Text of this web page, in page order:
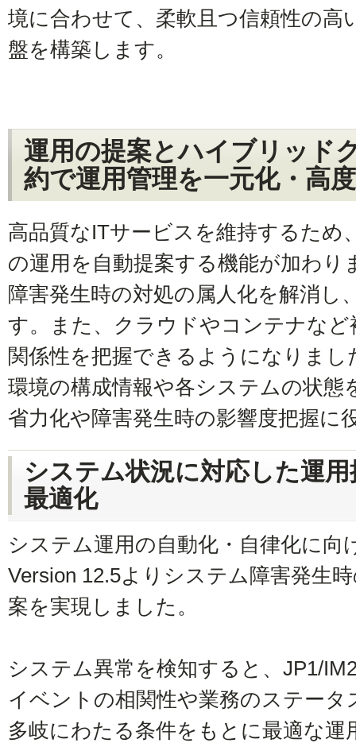
境に合わせて、柔軟且つ信頼性の高
盤を構築します。
運用の提案とハイブリッド
約で運用管理を一元化・高
高品質なITサービスを維持するため
の運用を自動提案する機能が加わり
障害発生時の対処の属人化を解消し
す。また、クラウドやコンテナな
関係性を把握できるようになりま
環境の構成情報や各システムの状態
省力化や障害発生時の影響度把握に
システム状況に対応した運
最適化
システム運用の自動化・自律化に向
Version 12.5よりシステム障害発生
案を実現しました。
システム異常を検知すると、JP1/
イベントの相関性や業務のステー
多岐にわたる条件をもとに最適な運